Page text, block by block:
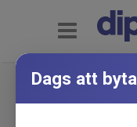
Dags att